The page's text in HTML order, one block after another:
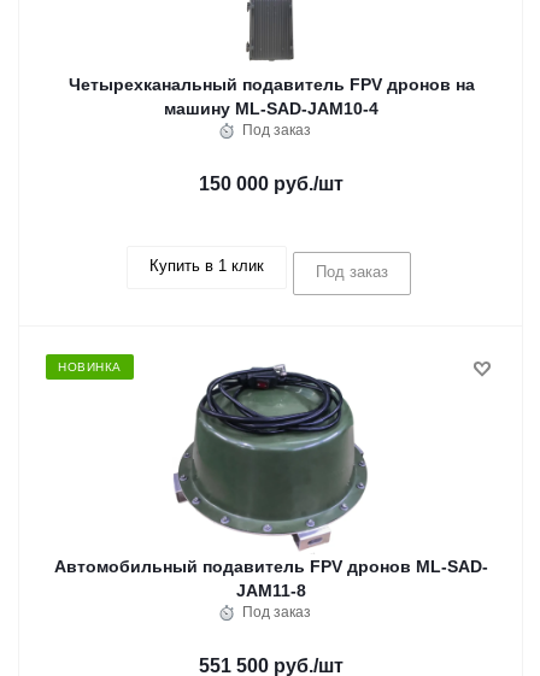
Четырехканальный подавитель FPV дронов на
машину ML-SAD-JAM10-4
Под заказ
150 000 руб./шт
Купить в 1 клик Под заказ
НОВИНКА
Автомобильный подавитель FPV дронов ML-SAD-
JAM11-8
Под заказ
551 500 руб./шт